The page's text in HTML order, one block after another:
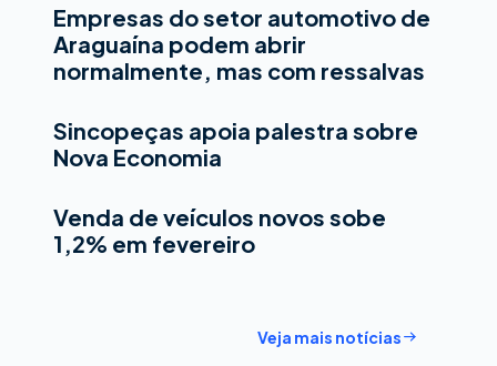
Empresas do setor automotivo de
Araguaína podem abrir
normalmente, mas com ressalvas
Sincopeças apoia palestra sobre
Nova Economia
Venda de veículos novos sobe
1,2% em fevereiro
Veja mais notícias